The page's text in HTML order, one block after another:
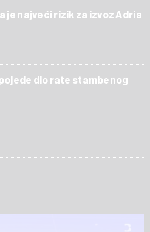
je najveći rizik za izvoz Adria
dio rate stambenog